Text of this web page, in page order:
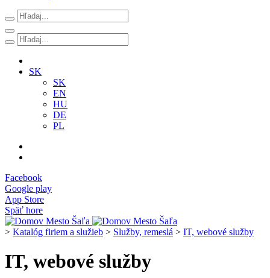
SK
SK
EN
HU
DE
PL
Facebook
Google play
App Store
Späť hore
> Katalóg firiem a služieb > Služby, remeslá > IT, webové služby
IT, webové služby